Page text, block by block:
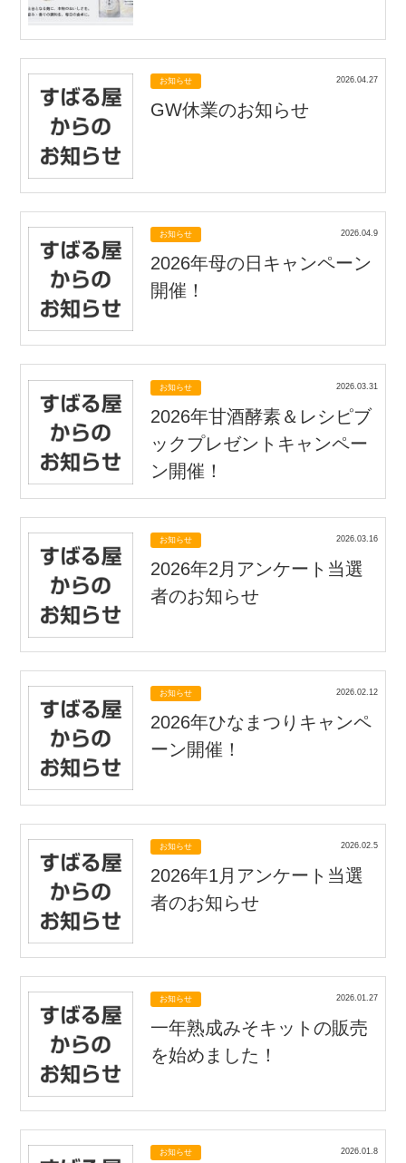
お知らせ 2026.04.27
GW休業のお知らせ
お知らせ 2026.04.9
2026年母の日キャンペーン
開催！
お知らせ 2026.03.31
2026年甘酒酵素＆レシピブ
ックプレゼントキャンペー
ン開催！
お知らせ 2026.03.16
2026年2月アンケート当選
者のお知らせ
お知らせ 2026.02.12
2026年ひなまつりキャンペ
ーン開催！
お知らせ 2026.02.5
2026年1月アンケート当選
者のお知らせ
お知らせ 2026.01.27
一年熟成みそキットの販売
を始めました！
お知らせ 2026.01.8